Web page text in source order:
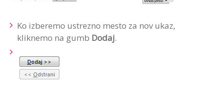
Ko izberemo ustrezno mesto za nov ukaz,
kliknemo na gumb Dodaj.